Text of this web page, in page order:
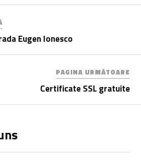
Eugen Ionesco
PAGINA URMĂTOARE
Certificate SSL gratuite